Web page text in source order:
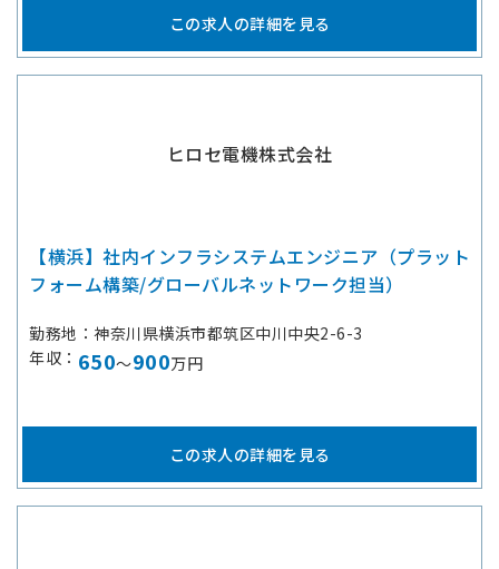
この求人の詳細を見る
ヒロセ電機株式会社
【横浜】社内インフラシステムエンジニア（プラット
フォーム構築/グローバルネットワーク担当）
勤務地
神奈川県横浜市都筑区中川中央2-6-3
年収
650～900万円
この求人の詳細を見る